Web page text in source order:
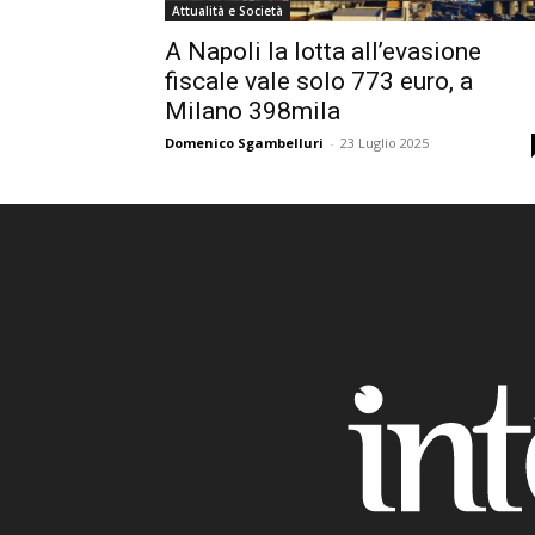
Attualità e Società
A Napoli la lotta all’evasione
fiscale vale solo 773 euro, a
Milano 398mila
Domenico Sgambelluri - 23 Luglio 2025